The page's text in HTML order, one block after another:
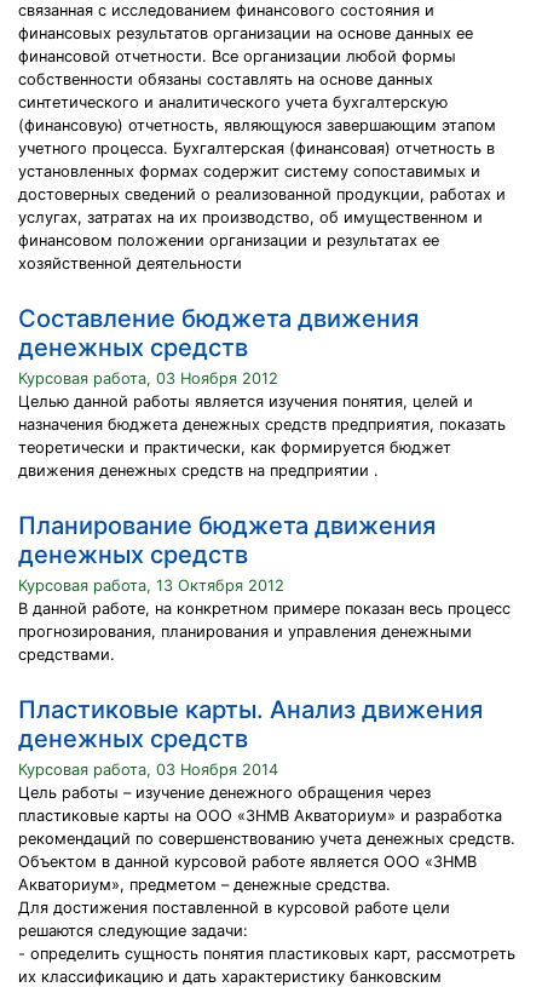
связанная с исследованием финансового состояния и
финансовых результатов организации на основе данных ее
финансовой отчетности. Все организации любой формы
собственности обязаны составлять на основе данных
синтетического и аналитического учета бухгалтерскую
(финансовую) отчетность, являющуюся завершающим этапом
учетного процесса. Бухгалтерская (финансовая) отчетность в
установленных формах содержит систему сопоставимых и
достоверных сведений о реализованной продукции, работах и
услугах, затратах на их производство, об имущественном и
финансовом положении организации и результатах ее
хозяйственной деятельности
Составление бюджета движения
денежных средств
Курсовая работа, 03 Ноября 2012
Целью данной работы является изучения понятия, целей и
назначения бюджета денежных средств предприятия, показать
теоретически и практически, как формируется бюджет
движения денежных средств на предприятии .
Планирование бюджета движения
денежных средств
Курсовая работа, 13 Октября 2012
В данной работе, на конкретном примере показан весь процесс
прогнозирования, планирования и управления денежными
средствами.
Пластиковые карты. Анализ движения
денежных средств
Курсовая работа, 03 Ноября 2014
Цель работы – изучение денежного обращения через
пластиковые карты на ООО «ЗНМВ Акваториум» и разработка
рекомендаций по совершенствованию учета денежных средств.
Объектом в данной курсовой работе является ООО «ЗНМВ
Акваториум», предметом – денежные средства.
Для достижения поставленной в курсовой работе цели
решаются следующие задачи:
- определить сущность понятия пластиковых карт, рассмотреть
их классификацию и дать характеристику банковским